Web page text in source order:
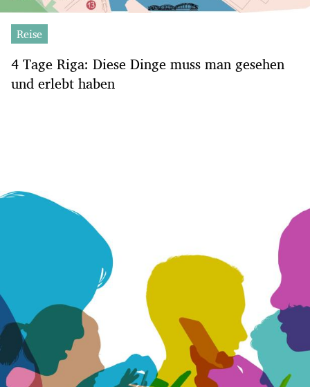
Reise
4 Tage Riga: Diese Dinge muss man gesehen
und erlebt haben